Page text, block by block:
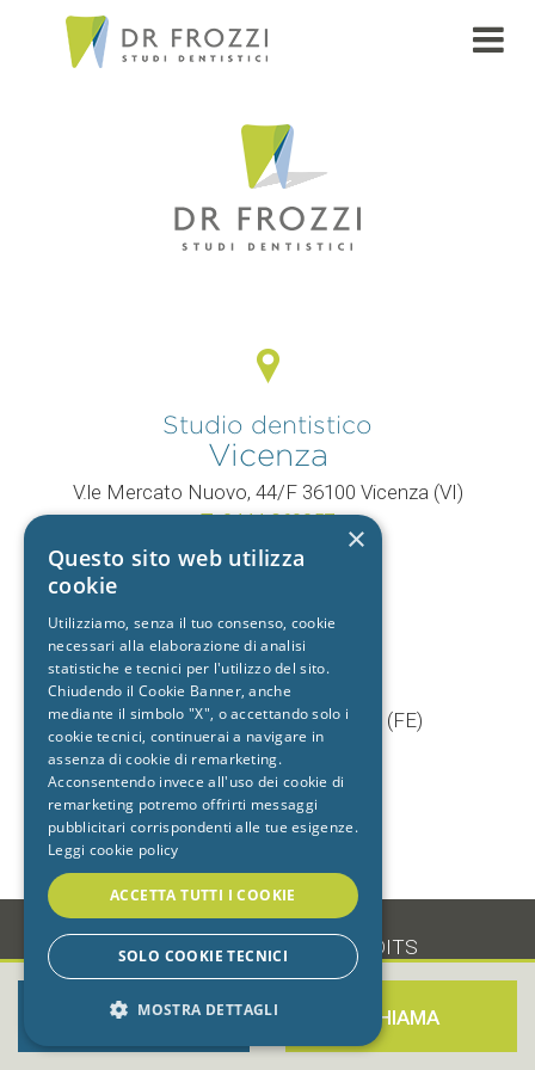
Studio dentistico
Vicenza
V.le Mercato Nuovo, 44/F 36100 Vicenza (VI)
T.0444 960057
+39 392 9402704
Studio dentistico
Cento
Via Baruffaldi, 5/1 44042 Cento (FE)
T.051 903603
+39 333 7722725
•PRIVACY•COOKIE CREDITS
PRENOTA ORA CHIAMA
×
Questo sito web utilizza
cookie
Utilizziamo, senza il tuo consenso, cookie
necessari alla elaborazione di analisi
statistiche e tecnici per l'utilizzo del sito.
Chiudendo il Cookie Banner, anche
mediante il simbolo "X", o accettando solo i
cookie tecnici, continuerai a navigare in
assenza di cookie di remarketing.
Acconsentendo invece all'uso dei cookie di
remarketing potremo offrirti messaggi
pubblicitari corrispondenti alle tue esigenze.
Leggi cookie policy
ACCETTA TUTTI I COOKIE
SOLO COOKIE TECNICI
MOSTRA DETTAGLI
STRETTAMENTE NECESSARI